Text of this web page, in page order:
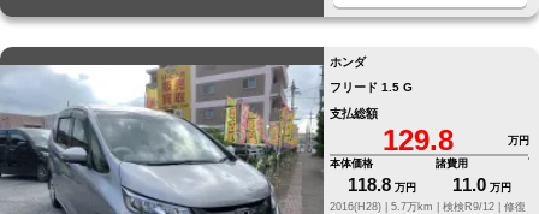
ホンダ
フリード 1.5 G
支払総額
129.8
万円
本体価格
118.8 万円
諸費用
11.0 万円
2016(H28) |
5.7万km | 検検R9/12 | 修復